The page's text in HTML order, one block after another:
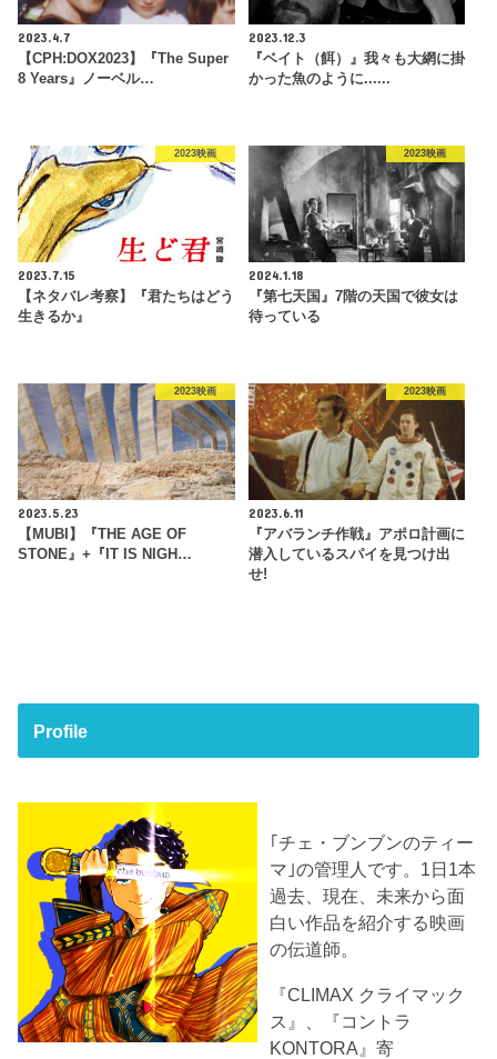
2023.4.7
【CPH:DOX2023】『The Super
8 Years』ノーベル…
2023.12.3
『ベイト（餌）』我々も大網に掛
かった魚のように......
2023映画
2023.7.15
【ネタバレ考察】『君たちはどう
生きるか』
2023映画
2024.1.18
『第七天国』7階の天国で彼女は
待っている
2023映画
2023.5.23
【MUBI】『THE AGE OF
STONE』+『IT IS NIGH…
2023映画
2023.6.11
『アバランチ作戦』アポロ計画に
潜入しているスパイを見つけ出
せ!
Profile
｢チェ・ブンブンのティー
マ｣の管理人です。1日1本
過去、現在、未来から面
白い作品を紹介する映画
の伝道師。
『CLIMAX クライマック
ス』、『コントラ
KONTORA』寄